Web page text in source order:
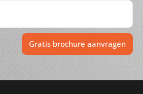
Gratis brochure aanvragen